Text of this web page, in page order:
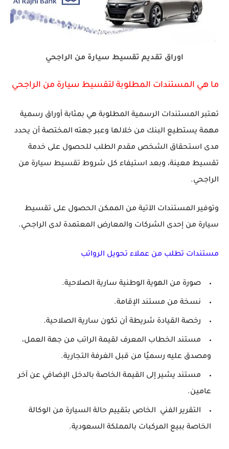
اوراق تقديم تقسيط سيارة من الراجحي
ما هي المستندات المطلوبة لتقسيط سيارة من الراجحي
تعتبر المستندات الرسمية المطلوبة هي بمثابة أوراق رسمية
مهمة يستطيع البنك من خلالها وعبر جهته المختصة أن يحدد
مدى استحقاق الشخص مقدم الطلب للحصول على خدمة
تقسيط معينة، وبعد استيفاء كل شروط تقسيط سيارة من
الراجحي.
وتوفير المستندات الآتية من الممكن الحصول على تقسيط
سيارة من إحدى الشركات والمعارض المعتمدة لدى الراجحي.
مستندات تطلب من عملاء تحويل الرواتب
صورة من الهوية الوطنية سارية الصلاحية.
نسخة من مستند الإقامة.
رخصة القيادة شريطة أن تكون سارية الصلاحية.
مستند الخطاب المعرف لقيمة الراتب من جهة العمل،
ومصدق عليه رسميًا من قبل الغرفة التجارية.
مستند يشير إلى القيمة الخاصة بالدخل الإضافي عن آخر
عامين.
التقرير الفني الخاص بتقييم حالة السيارة من الوكالة
الخاصة ببيع المركبات بالمملكة السعودية.